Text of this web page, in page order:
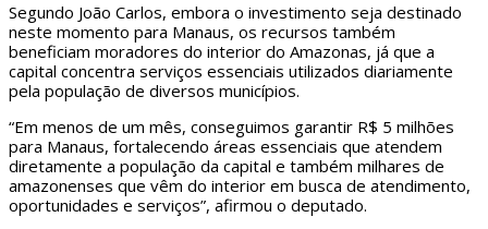
Segundo João Carlos, embora o investimento seja destinado
neste momento para Manaus, os recursos também
beneficiam moradores do interior do Amazonas, já que a
capital concentra serviços essenciais utilizados diariamente
pela população de diversos municípios.
“Em menos de um mês, conseguimos garantir R$ 5 milhões
para Manaus, fortalecendo áreas essenciais que atendem
diretamente a população da capital e também milhares de
amazonenses que vêm do interior em busca de atendimento,
oportunidades e serviços”, afirmou o deputado.